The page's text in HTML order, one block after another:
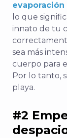
lo que
innato de tu
sea más
cuerpo para
Por lo tanto, si
playa.
#2